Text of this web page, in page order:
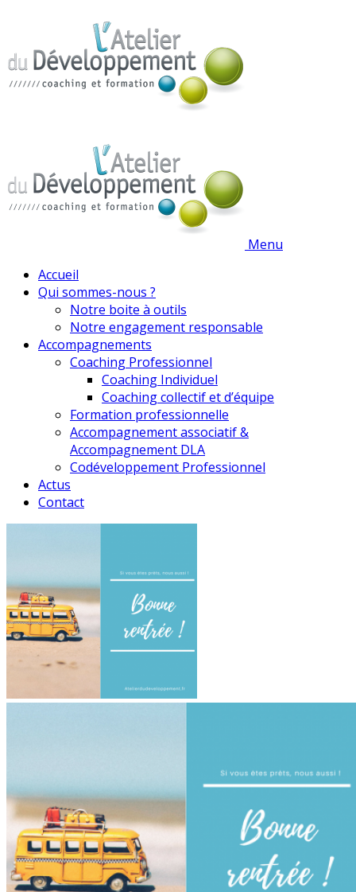
Menu
Accueil
Qui sommes-nous ?
Notre boite à outils
Notre engagement responsable
Accompagnements
Coaching Professionnel
Coaching Individuel
Coaching collectif et d’équipe
Formation professionnelle
Accompagnement associatif &
Accompagnement DLA
Codéveloppement Professionnel
Actus
Contact